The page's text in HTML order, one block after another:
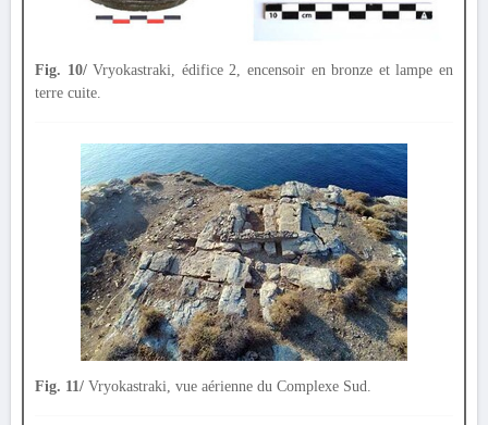
Fig. 10/Vryokastraki, édifice 2, encensoir en bronze et lampe en
terre cuite.
Fig. 11/ Vryokastraki, vue aérienne du Complexe Sud.